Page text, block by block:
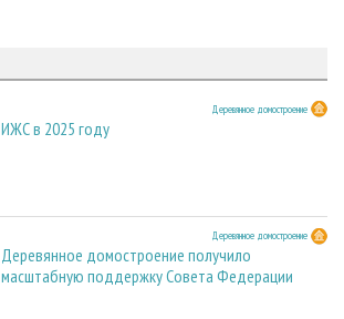
Деревянное домостроение
ИЖС в 2025 году
Деревянное домостроение
Деревянное домостроение получило
масштабную поддержку Совета Федерации